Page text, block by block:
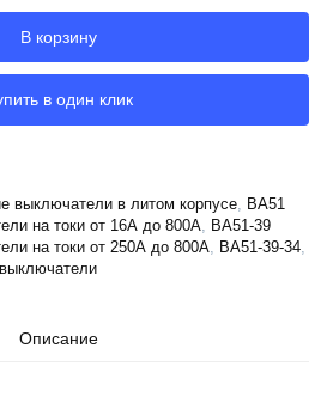
ВА51-
39-
341210-
250А-1250-
УХЛ3-
КЭАЗ,
220753
В корзину
в один клик
выключатели в литом корпусе
ВА51
на токи от 16А до 800А
ВА51-39
на токи от 250А до 800А
ВА51-39-34
Описание